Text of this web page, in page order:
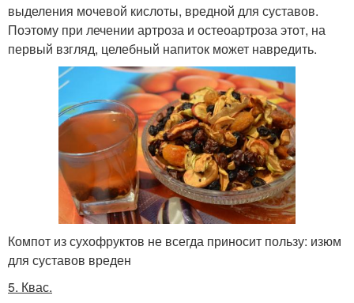
выделения мочевой кислоты, вредной для суставов.
Поэтому при лечении артроза и остеоартроза этот, на
первый взгляд, целебный напиток может навредить.
Компот из сухофруктов не всегда приносит пользу: изюм
для суставов вреден
5. Квас.